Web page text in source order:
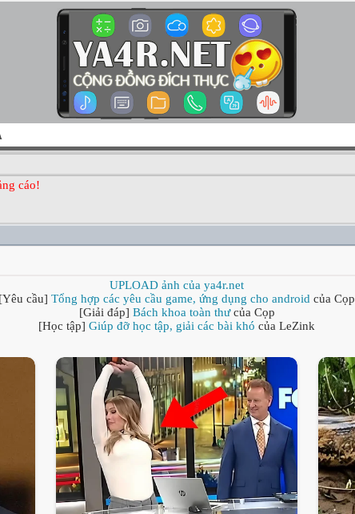
cáo!
UPLOAD ảnh của ya4r.net
[Yêu cầu] Tổng hợp các yêu cầu game, ứng dụng cho android của Cọp
[Giải đáp] Bách khoa toàn thưcủa Cọp
[Học tập] Giúp đỡ học tập, giải các bài khó của LeZink